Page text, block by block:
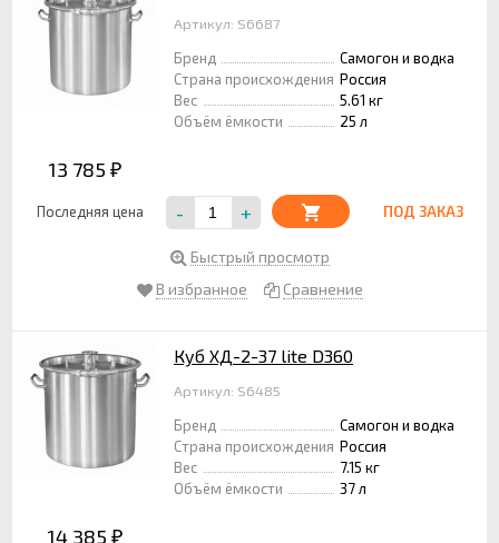
Артикул: S6687
Бренд
Самогон и водка
Страна происхождения Россия
Вес
5.61 кг
Объём ёмкости
25 л
13 785 ₽
Последняя цена - + ПОД ЗАКАЗ
Быстрый просмотр
В избранное
Сравнение
Куб ХД-2-37 lite D360
Артикул: S6485
Бренд
Самогон и водка
Страна происхождения Россия
Вес
7.15 кг
Объём ёмкости
37 л
14 385 ₽